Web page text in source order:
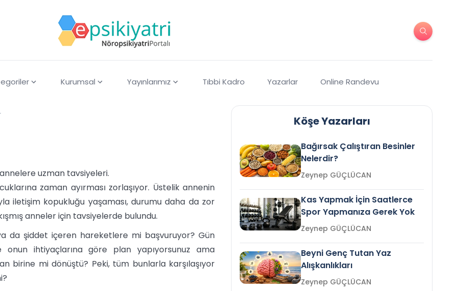
Kurumsal Yayınlarımız Tıbbi Kadro Yazarlar Online Randevu
uzman tavsiyeleri.
zaman ayırması zorlaşıyor. Üstelik annenin
iletişim kopukluğu yaşaması, durumu daha da zor
anneler için tavsiyelerde bulundu.
da şiddet içeren hareketlere mi başvuruyor? Gün
ihtiyaçlarına göre plan yapıyorsunuz ama
birine mi dönüştü? Peki, tüm bunlarla karşılaşıyor
Köşe Yazarları
Bağırsak Çalıştıran Besinler
Nelerdir?
Zeynep GÜÇLÜCAN
Kas Yapmak İçin Saatlerce
Spor Yapmanıza Gerek Yok
Zeynep GÜÇLÜCAN
Beyni Genç Tutan Yaz
Alışkanlıkları
Zeynep GÜÇLÜCAN